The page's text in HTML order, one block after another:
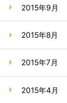
2015年9月
2015年8月
2015年7月
2015年4月